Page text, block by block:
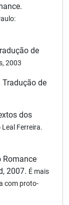
de
2003
Tradução de
dos
Leal Ferreira.
Romance
2007. É mais
com proto-